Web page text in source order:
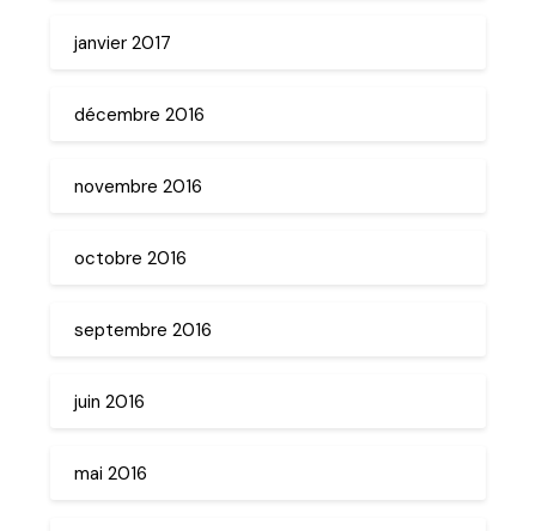
janvier 2017
décembre 2016
novembre 2016
octobre 2016
septembre 2016
juin 2016
mai 2016